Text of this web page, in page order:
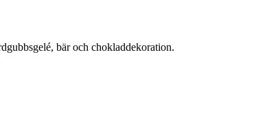
bär och chokladdekoration.